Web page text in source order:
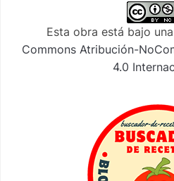
Esta obra está bajo una
Commons Atribución-
4.0